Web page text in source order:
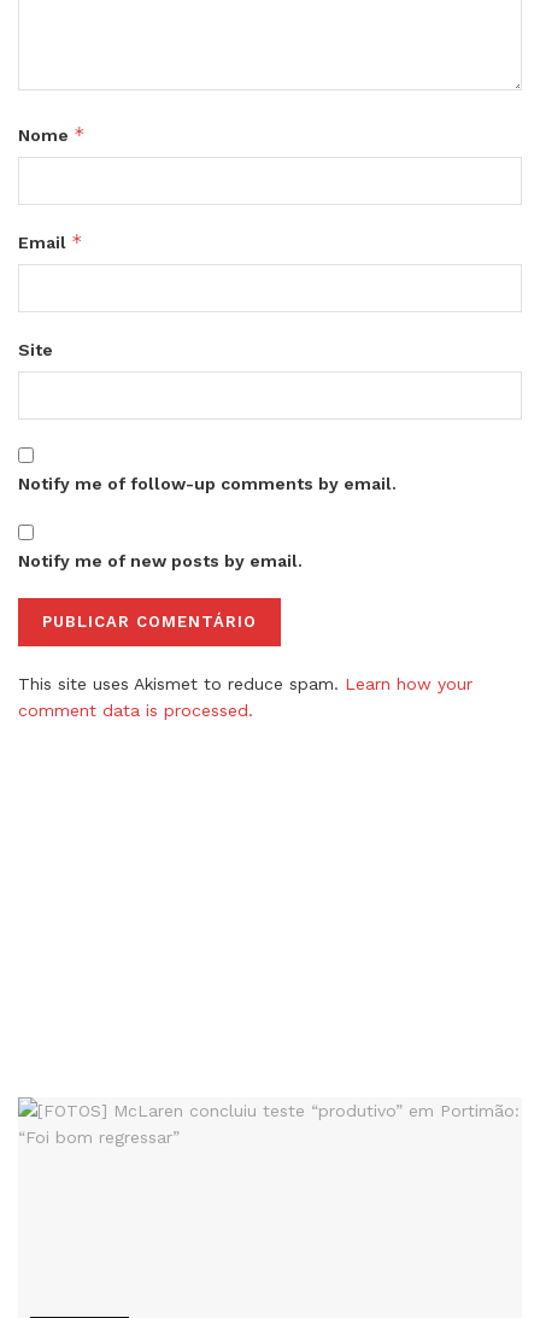
Nome *
Email *
Site
Notify me of follow-up comments by email.
Notify me of new posts by email.
This site uses Akismet to reduce spam. Learn how your
comment data is processed.